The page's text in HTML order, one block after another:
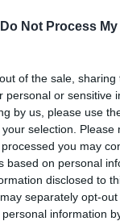
Do Not Process My
of the sale,
personal or sensitive
by us, please use
selection. Please
you may
based on personal
disclosed to
separately opt-
information
csak nézz
napi